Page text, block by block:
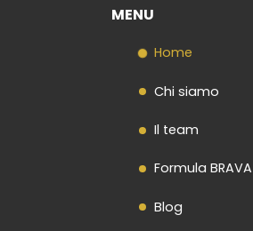
MENU
Home
Chi siamo
Il team
Formula BRAVA
Blog